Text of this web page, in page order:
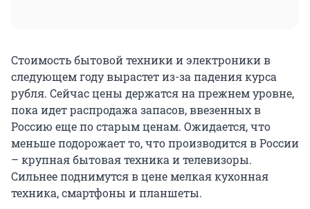
Стоимость бытовой техники и электроники в
следующем году вырастет из-за падения курса
рубля. Сейчас цены держатся на прежнем уровне,
пока идет распродажа запасов, ввезенных в
Россию еще по старым ценам. Ожидается, что
меньше подорожает то, что производится в России
– крупная бытовая техника и телевизоры.
Сильнее поднимутся в цене мелкая кухонная
техника, смартфоны и планшеты.